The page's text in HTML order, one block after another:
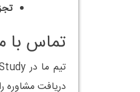
تماس با
دریافت مشاوره